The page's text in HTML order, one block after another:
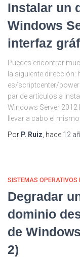
Instalar un
Windows
interfaz
Puedes encontrar
la siguiente
es/scriptcenter/
par de artículos a
Windows Server 2012
llevar a cabo el
Por P. Ruiz , hace 12
SISTEMAS OPERATIVOS
Degradar
dominio
de
2)